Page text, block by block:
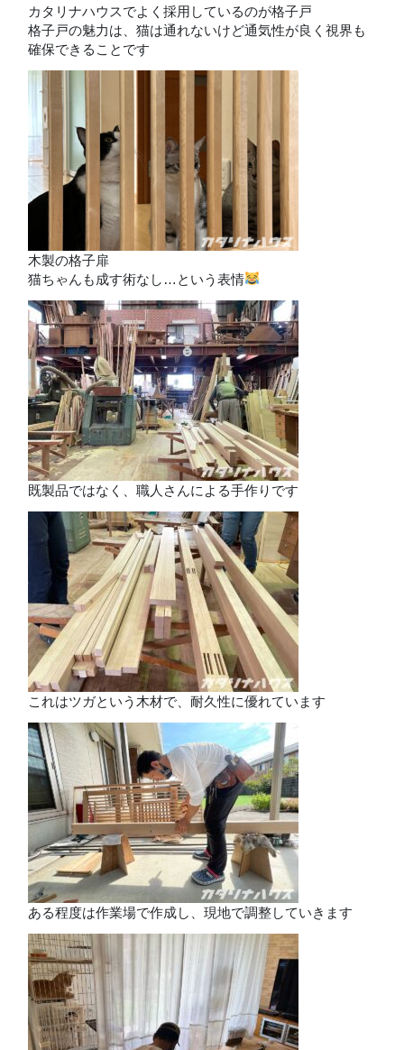
カタリナハウスでよく採用しているのが格子戸
格子戸の魅力は、猫は通れないけど通気性が良く視界も
確保できることです
木製の格子扉
猫ちゃんも成す術なし…という表情
既製品ではなく、職人さんによる手作りです
これはツガという木材で、耐久性に優れています
ある程度は作業場で作成し、現地で調整していきます